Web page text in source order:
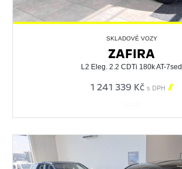
SKLADOVÉ VOZY
ZAFIRA
L2 Eleg. 2.2 CDTi 180k AT-7sed
1 241 339 Kč s DPH 